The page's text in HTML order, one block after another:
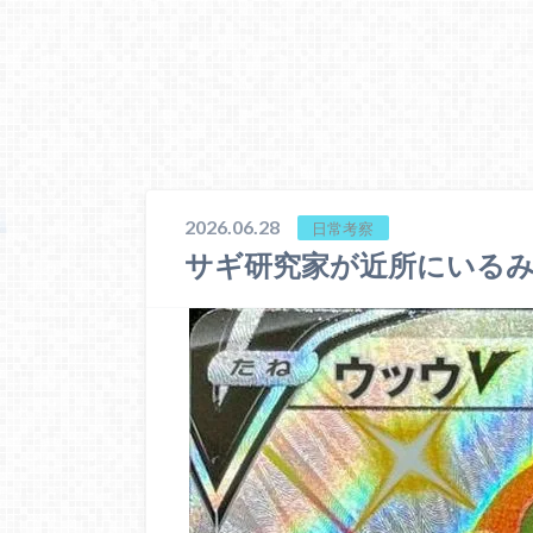
2026.06.28 日常考察
サギ研究家が近所にいる